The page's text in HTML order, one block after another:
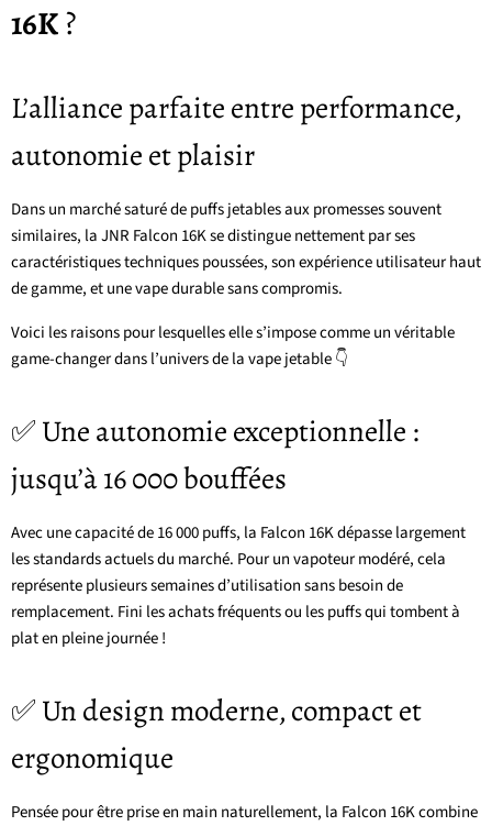
16K?
L’alliance parfaite entre performance,
autonomie et plaisir
Dans un marché saturé de puffs jetables aux promesses souvent
similaires, la JNR Falcon 16K se distingue nettement par ses
caractéristiques techniques poussées, son expérience utilisateur haut
de gamme, et une vape durable sans compromis.
Voici les raisons pour lesquelles elle s’impose comme un véritable
game-changer dans l’univers de la vape jetable 👇
✅ Une autonomie exceptionnelle :
jusqu’à 16 000 bouffées
Avec une capacité de 16 000 puffs, la Falcon 16K dépasse largement
les standards actuels du marché. Pour un vapoteur modéré, cela
représente plusieurs semaines d’utilisation sans besoin de
remplacement. Fini les achats fréquents ou les puffs qui tombent à
plat en pleine journée !
✅ Un design moderne, compact et
ergonomique
Pensée pour être prise en main naturellement, la Falcon 16K combine